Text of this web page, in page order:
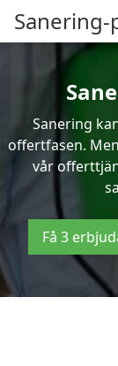
Sanering-
Sanering
offertfasen.
vår
Få 3